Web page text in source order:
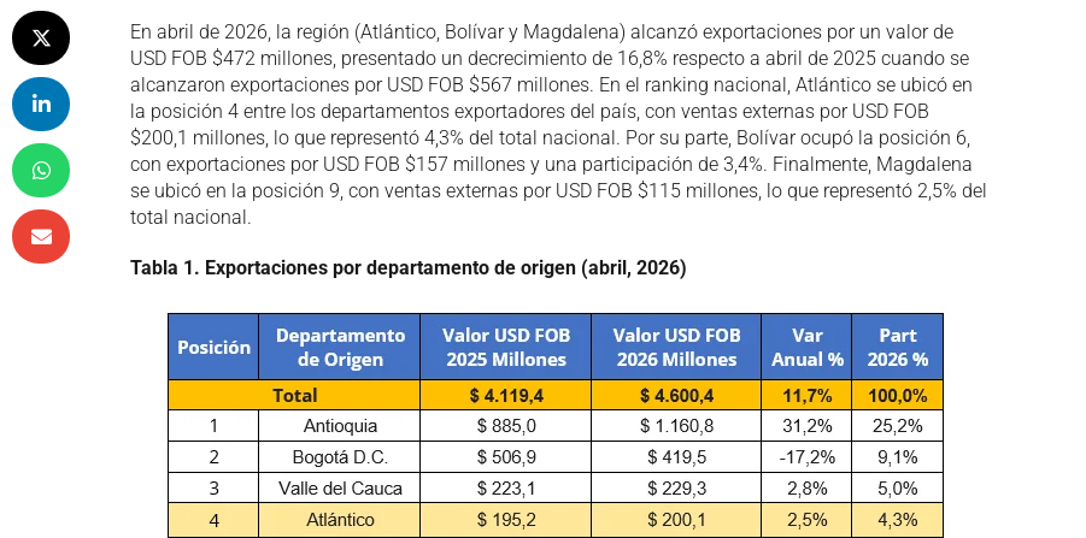
En abril de 2026, la región (Atlántico, Bolívar y Magdalena) alcanzó exportaciones por un valor de
USD FOB $472 millones, presentado un decrecimiento de 16,8% respecto a abril de 2025 cuando se
alcanzaron exportaciones por USD FOB $567 millones. En el ranking nacional, Atlántico se ubicó en
la posición 4 entre los departamentos exportadores del país, con ventas externas por USD FOB
$200,1 millones, lo que representó 4,3% del total nacional. Por su parte, Bolívar ocupó la posición 6,
con exportaciones por USD FOB $157 millones y una participación de 3,4%. Finalmente, Magdalena
se ubicó en la posición 9, con ventas externas por USD FOB $115 millones, lo que representó 2,5% del
total nacional.
Tabla 1. Exportaciones por departamento de origen (abril, 2026)